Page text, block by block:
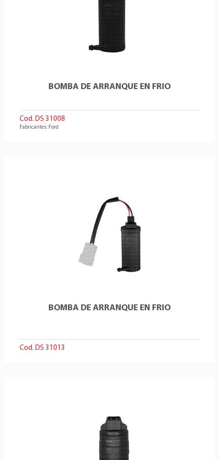
BOMBA DE ARRANQUE EN FRIO
Cod. DS 31008
Fabricantes: Ford
BOMBA DE ARRANQUE EN FRIO
Cod. DS 31013